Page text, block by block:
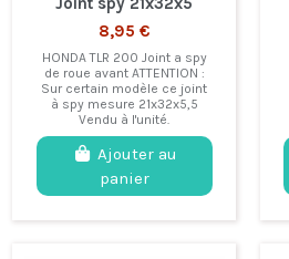
8,95 €
HONDA TLR 200 Joint a spy
de roue avant ATTENTION :
Sur certain modèle ce joint
à spy mesure 21x32x5,5
Vendu à l'unité.
Ajouter au
panier